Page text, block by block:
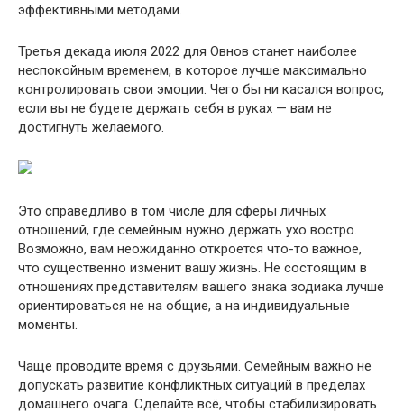
эффективными методами.
Третья декада июля 2022 для Овнов станет наиболее
неспокойным временем, в которое лучше максимально
контролировать свои эмоции. Чего бы ни касался вопрос,
если вы не будете держать себя в руках — вам не
достигнуть желаемого.
Это справедливо в том числе для сферы личных
отношений, где семейным нужно держать ухо востро.
Возможно, вам неожиданно откроется что-то важное,
что существенно изменит вашу жизнь. Не состоящим в
отношениях представителям вашего знака зодиака лучше
ориентироваться не на общие, а на индивидуальные
моменты.
Чаще проводите время с друзьями. Семейным важно не
допускать развитие конфликтных ситуаций в пределах
домашнего очага. Сделайте всё, чтобы стабилизировать